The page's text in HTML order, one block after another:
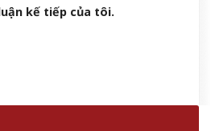
kế tiếp của tôi.